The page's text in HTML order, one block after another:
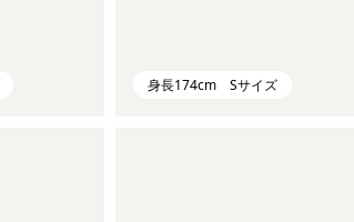
身長174cm Sサイズ